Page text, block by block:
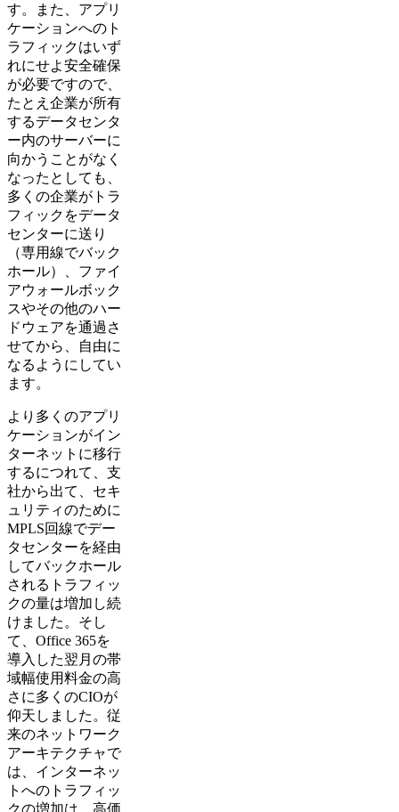
す。また、アプリ
ケーションへのト
ラフィックはいず
れにせよ安全確保
が必要ですので、
たとえ企業が所有
するデータセンタ
ー内のサーバーに
向かうことがなく
なったとしても、
多くの企業がトラ
フィックをデータ
センターに送り
（専用線でバック
ホール）、ファイ
アウォールボック
スやその他のハー
ドウェアを通過さ
せてから、自由に
なるようにしてい
ます。
より多くのアプリ
ケーションがイン
ターネットに移行
するにつれて、支
社から出て、セキ
ュリティのために
MPLS回線でデー
タセンターを経由
してバックホール
されるトラフィッ
クの量は増加し続
けました。そし
て、Office 365を
導入した翌月の帯
域幅使用料金の高
さに多くのCIOが
仰天しました。従
来のネットワーク
アーキテクチャで
は、インターネッ
トへのトラフィッ
クの増加は、高価